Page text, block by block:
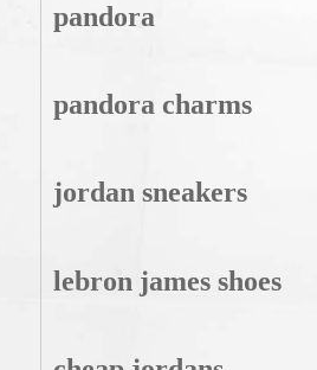
pandora
pandora charms
jordan sneakers
lebron james shoes